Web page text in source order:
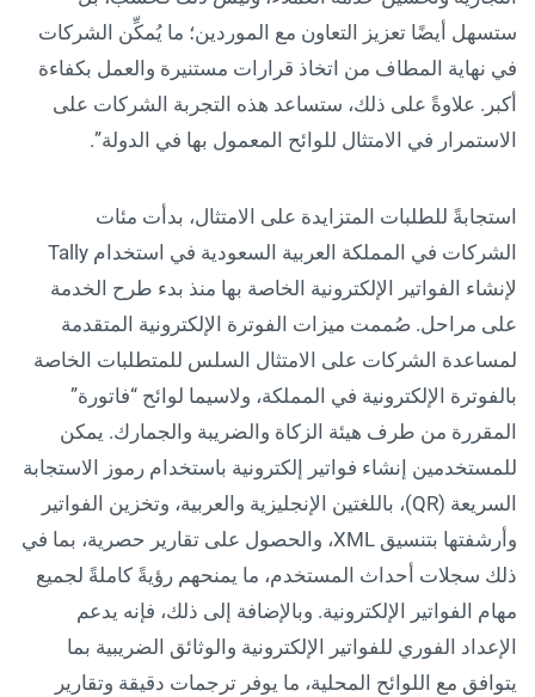
ستسهل أيضًا تعزيز التعاون مع الموردين؛ ما يُمكِّن الشركات
في نهاية المطاف من اتخاذ قرارات مستنيرة والعمل بكفاءة
أكبر. علاوةً على ذلك، ستساعد هذه التجربة الشركات على
الاستمرار في الامتثال للوائح المعمول بها في الدولة”.
استجابةً للطلبات المتزايدة على الامتثال، بدأت مئات
الشركات في المملكة العربية السعودية في استخدام Tally
لإنشاء الفواتير الإلكترونية الخاصة بها منذ بدء طرح الخدمة
على مراحل. صُممت ميزات الفوترة الإلكترونية المتقدمة
لمساعدة الشركات على الامتثال السلس للمتطلبات الخاصة
بالفوترة الإلكترونية في المملكة، ولاسيما لوائح “فاتورة”
المقررة من طرف هيئة الزكاة والضريبة والجمارك. يمكن
للمستخدمين إنشاء فواتير إلكترونية باستخدام رموز الاستجابة
السريعة (QR)، باللغتين الإنجليزية والعربية، وتخزين الفواتير
وأرشفتها بتنسيق XML، والحصول على تقارير حصرية، بما في
ذلك سجلات أحداث المستخدم، ما يمنحهم رؤيةً كاملةً لجميع
مهام الفواتير الإلكترونية. وبالإضافة إلى ذلك، فإنه يدعم
الإعداد الفوري للفواتير الإلكترونية والوثائق الضريبية بما
يتوافق مع اللوائح المحلية، ما يوفر ترجمات دقيقة وتقارير